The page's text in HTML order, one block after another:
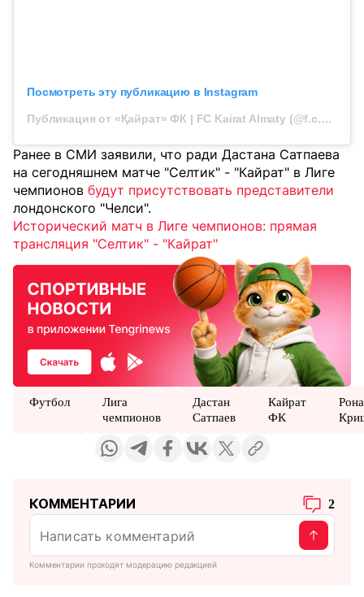
Посмотреть эту публикацию в Instagram
Публикация от «Қайрат» ФК | FC Kairat Almaty (@f.c.kairat)
Ранее в СМИ заявили, что ради Дастана Сатпаева
на сегодняшнем матче "Селтик" - "Кайрат" в Лиге
чемпионов будут присутствовать представители
лондонского "Челси".
Исторический матч в Лиге чемпионов: прямая
трансляция "Селтик" - "Кайрат"
Футбол
Лига
чемпионов
Дастан
Сатпаев
Кайрат
ФК
КОММЕНТАРИИ 2
Комментарии проходят модерацию редакцией